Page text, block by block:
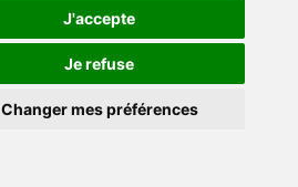
J'accepte
Je refuse
Changer mes préférences